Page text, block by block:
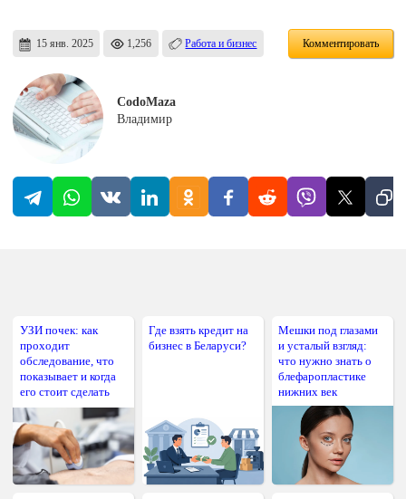
15 янв. 2025 1,256 Работа и бизнес Комментировать
CodoMaza
Владимир
УЗИ почек: как
проходит
обследование, что
показывает и когда
его стоит сделать
Где взять кредит на
бизнес в Беларуси?
Мешки под глазами
и усталый взгляд:
что нужно знать о
блефаропластике
нижних век